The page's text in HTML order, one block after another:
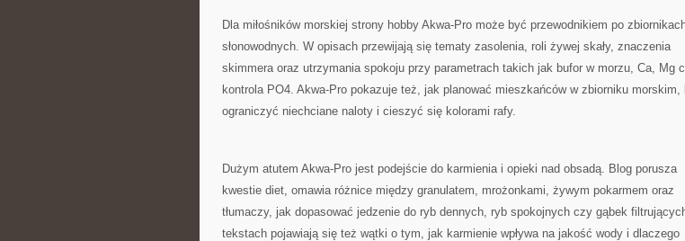
Dla miłośników morskiej strony hobby Akwa-Pro może być przewodnikiem po
słonowodnych. W opisach przewijają się tematy zasolenia, roli żywej skały, znaczenia
skimmera oraz utrzymania spokoju przy parametrach takich jak bufor w morzu, Ca, Mg
kontrola PO4. Akwa-Pro pokazuje też, jak planować mieszkańców w zbiorniku morskim,
ograniczyć niechciane naloty i cieszyć się kolorami rafy.
Dużym atutem Akwa-Pro jest podejście do karmienia i opieki nad obsadą. Blog porusza
kwestie diet, omawia różnice między granulatem, mrożonkami, żywym pokarmem oraz
tłumaczy, jak dopasować jedzenie do ryb dennych, ryb spokojnych czy gąbek
tekstach pojawiają się też wątki o tym, jak karmienie wpływa na jakość wody i dlaczego